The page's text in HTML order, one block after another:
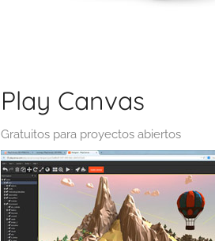
Play Canvas
Gratuitos para proyectos abiertos